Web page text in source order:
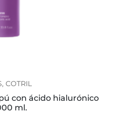
COTRIL
con ácido hialurónico
ml.